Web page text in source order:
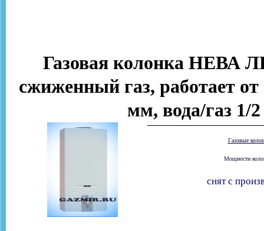
Газовая колонка НЕВА
сжиженный газ, работает
мм, вода/газ 1/
Газовые
Мощности
снят с